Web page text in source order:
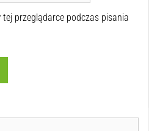
przeglądarce podczas pisania